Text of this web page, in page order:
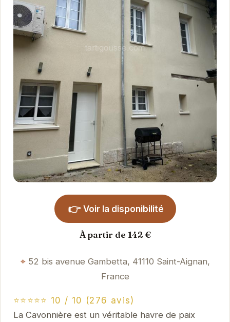
👉 Voir la disponibilité
À partir de 142 €
52 bis avenue Gambetta, 41110 Saint-Aignan,
France
⭐⭐⭐⭐⭐ 10 / 10 (276 avis)
La Cavonnière est un véritable havre de paix